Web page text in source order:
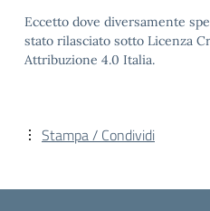
Eccetto dove diversamente
stato rilasciato sotto Licenza
Attribuzione 4.0 Italia.
Stampa / Condividi